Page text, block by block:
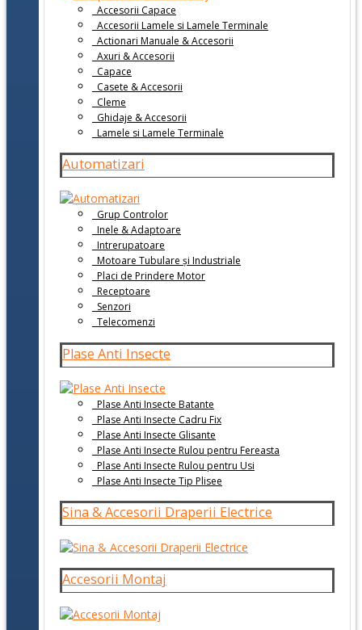
Accesorii Capace
Accesorii Lamele si Lamele Terminale
Actionari Manuale & Accesorii
Axuri & Accesorii
Capace
Casete & Accesorii
Cleme
Ghidaje & Accesorii
Lamele si Lamele Terminale
Automatizari
Grup Controlor
Inele & Adaptoare
Intrerupatoare
Motoare Tubulare și Industriale
Placi de Prindere Motor
Receptoare
Senzori
Telecomenzi
Plase Anti Insecte
Plase Anti Insecte Batante
Plase Anti Insecte Cadru Fix
Plase Anti Insecte Glisante
Plase Anti Insecte Rulou pentru Fereasta
Plase Anti Insecte Rulou pentru Usi
Plase Anti Insecte Tip Plisee
Sina & Accesorii Draperii Electrice
Accesorii Montaj